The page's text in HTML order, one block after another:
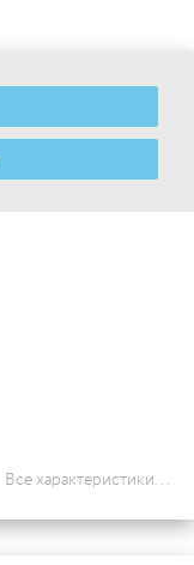
Все характеристики...